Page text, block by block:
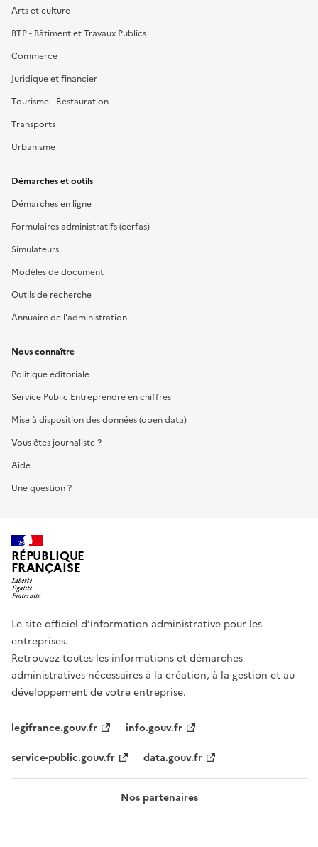
Arts et culture
BTP - Bâtiment et Travaux Publics
Commerce
Juridique et financier
Tourisme - Restauration
Transports
Urbanisme
Démarches et outils
Démarches en ligne
Formulaires administratifs (cerfas)
Simulateurs
Modèles de document
Outils de recherche
Annuaire de l'administration
Nous connaître
Politique éditoriale
Service Public Entreprendre en chiffres
Mise à disposition des données (open data)
Vous êtes journaliste ?
Aide
Une question ?
RÉPUBLIQUE
FRANÇAISE
Le site officiel d’information administrative pour les
entreprises.
Retrouvez toutes les informations et démarches
administratives nécessaires à la création, à la gestion et au
développement de votre entreprise.
legifrance.gouv.fr
info.gouv.fr
service-public.gouv.fr
data.gouv.fr
Nos partenaires